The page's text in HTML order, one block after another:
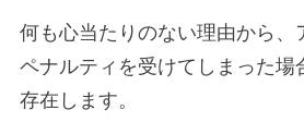
何も心当たりのない理由から、
ペナルティを受けてしまった場
存在します。